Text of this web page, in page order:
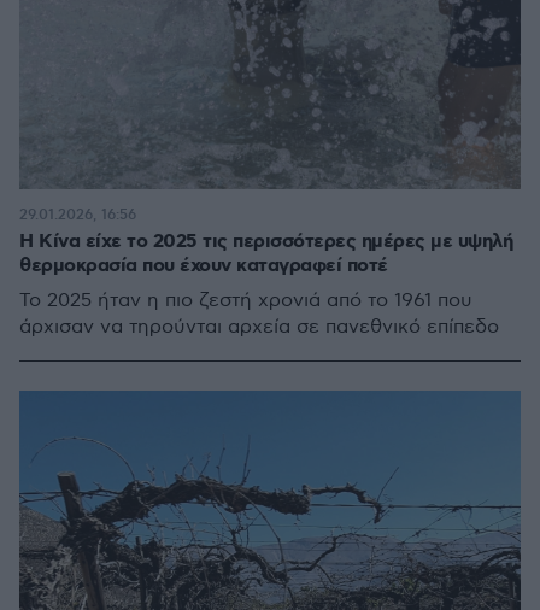
Η Κίνα είχε το 2025 τις περισσότερες ημέρες με υψηλή
θερμοκρασία που έχουν καταγραφεί ποτέ
Το 2025 ήταν η πιο ζεστή χρονιά από το 1961 που
άρχισαν να τηρούνται αρχεία σε πανεθνικό επίπεδο
29.01.2026, 16:56